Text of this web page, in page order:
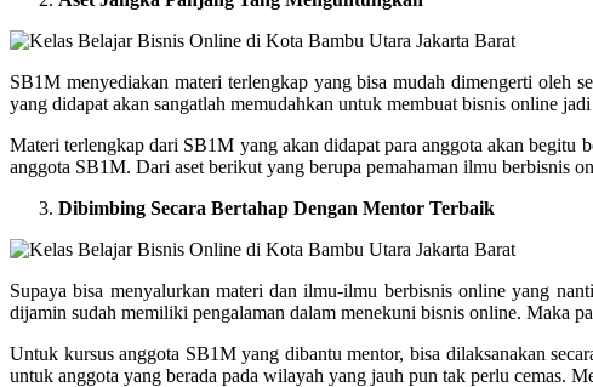
SB1M menyediakan materi terlengkap yang bisa mudah dimengerti oleh
yang didapat akan sangatlah memudahkan untuk membuat bisnis online
Materi terlengkap dari SB1M yang akan didapat para anggota akan begitu
anggota SB1M. Dari aset berikut yang berupa pemahaman ilmu berbisnis
Dibimbing Secara Bertahap Dengan Mentor Terbaik
Supaya bisa menyalurkan materi dan ilmu-ilmu berbisnis online yang
dijamin sudah memiliki pengalaman dalam menekuni bisnis online. Maka
Untuk kursus anggota SB1M yang dibantu mentor, bisa dilaksanakan
untuk anggota yang berada pada wilayah yang jauh pun tak perlu cemas.